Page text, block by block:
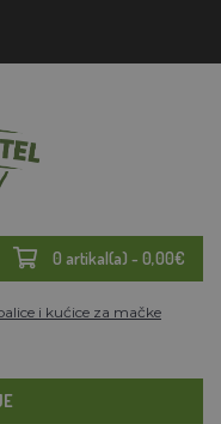
0 artikal(a) - 0,00€
i kućice za mačke